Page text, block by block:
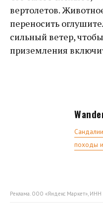
вертолетов.
переносить
сильный ветер,
приземления
походы и
Реклама. ООО «Яндекс Маркет», ИНН